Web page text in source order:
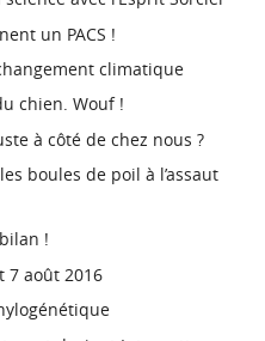
un PACS !
climatique
chien. Wouf !
à côté de chez nous ?
boules de poil à l’assaut
!
7 août 2016